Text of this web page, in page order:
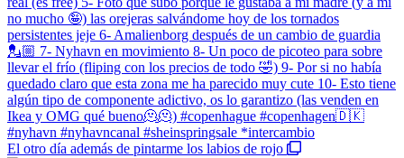
El otro día además de pintarme los labios de rojo